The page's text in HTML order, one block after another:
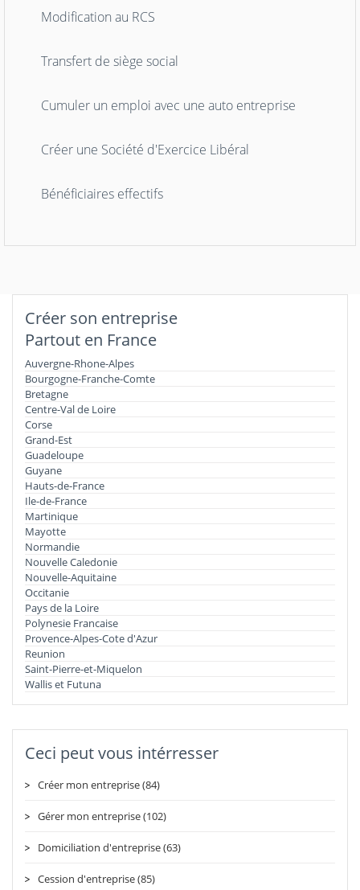
Modification au RCS
Transfert de siège social
Cumuler un emploi avec une auto entreprise
Créer une Société d'Exercice Libéral
Bénéficiaires effectifs
Créer son entreprise
Partout en France
Auvergne-Rhone-Alpes
Bourgogne-Franche-Comte
Bretagne
Centre-Val de Loire
Corse
Grand-Est
Guadeloupe
Guyane
Hauts-de-France
Ile-de-France
Martinique
Mayotte
Normandie
Nouvelle Caledonie
Nouvelle-Aquitaine
Occitanie
Pays de la Loire
Polynesie Francaise
Provence-Alpes-Cote d'Azur
Reunion
Saint-Pierre-et-Miquelon
Wallis et Futuna
Ceci peut vous intérresser
Créer mon entreprise (84)
Gérer mon entreprise (102)
Domiciliation d'entreprise (63)
Cession d'entreprise (85)